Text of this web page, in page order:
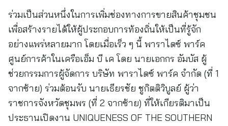
ร่วมเป็นส่วนหนึ่งในการเพิ่มช่องทางการขายสินค้าชุมชน
เพื่อสร้างรายได้ให้ผู้ประกอบการท้องถิ่นให้เป็นที่รู้จัก
อย่างแพร่หลายมาก โดยเมื่อเร็ว ๆ นี้ พาราไดซ์ พาร์ค
ศูนย์การค้าในเครือเอ็ม บี เค โดย นายเอกกร อัมบัส ผู้
ช่วยกรรมการผู้จัดการ บริษัท พาราไดซ์ พาร์ค จำกัด (ที่ 1
จากซ้าย) ร่วมต้อนรับ นายเธียรชัย ชูกิตติวิบูลย์ ผู้ว่า
ราชการจังหวัดชุมพร (ที่ 2 จากซ้าย) ที่ให้เกียรติมาเป็น
ประธานเปิดงาน UNIQUENESS OF THE SOUTHERN